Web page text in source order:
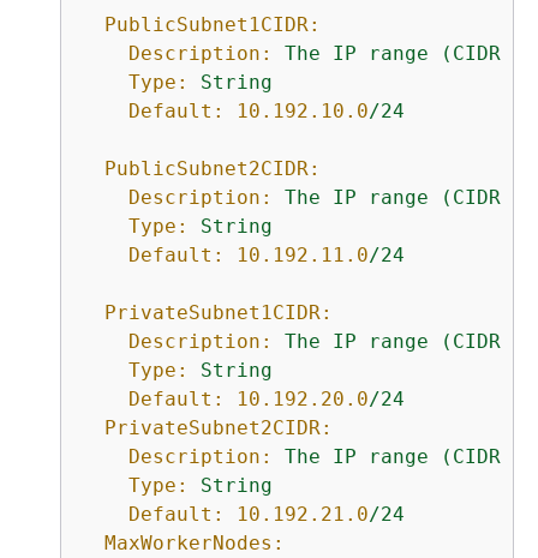
PublicSubnet1CIDR:
Description:
The IP range (CIDR
Type:
String
Default:
10.192 .10 .0/24
PublicSubnet2CIDR:
Description:
The IP range (CIDR
Type:
String
Default:
10.192 .11 .0/24
PrivateSubnet1CIDR:
Description:
The IP range (CIDR
Type:
String
Default:
10.192 .20 .0/24
PrivateSubnet2CIDR:
Description:
The IP range (CIDR
Type:
String
Default:
10.192 .21 .0/24
MaxWorkerNodes: